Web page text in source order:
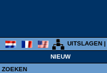
UITSLAGEN |
NIEUW
ZOEKEN